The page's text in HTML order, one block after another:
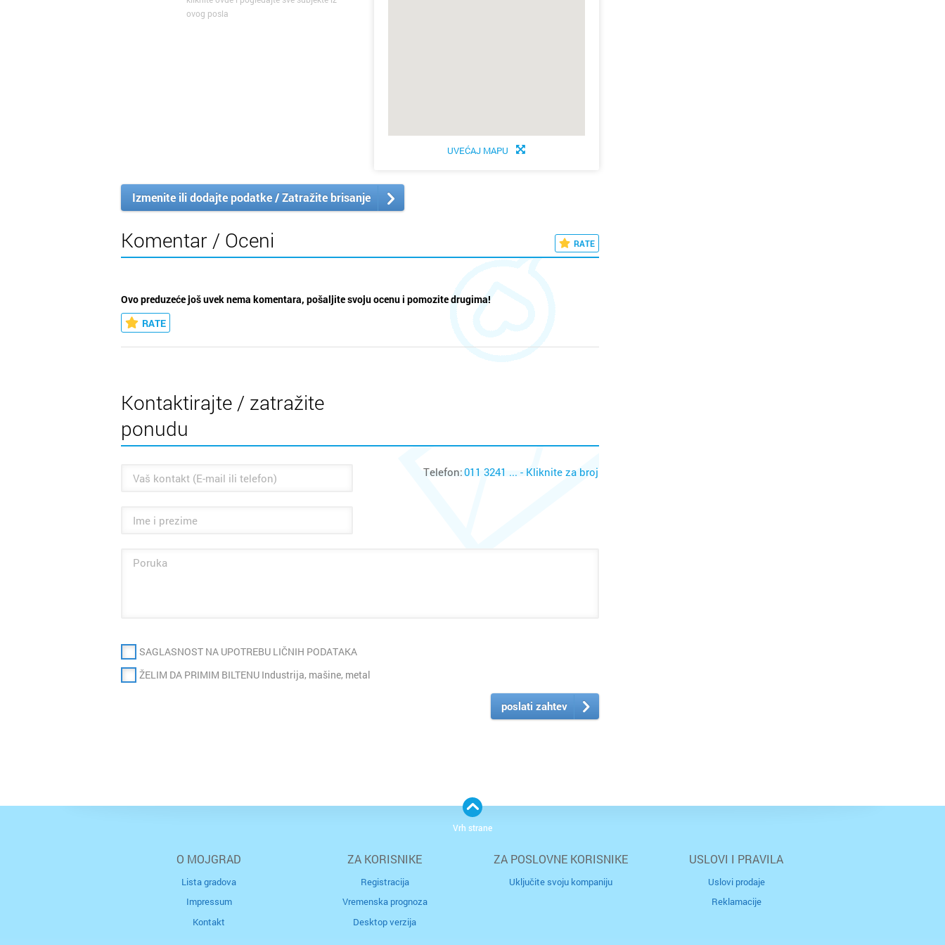
ovog posla
UVEĆAJ MAPU
Izmenite ili dodajte podatke / Zatražite brisanje
Komentar / Oceni RATE
Ovo preduzeće još uvek nema komentara, pošaljite svoju ocenu i pomozite drugima!
RATE
Kontaktirajte / zatražite
ponudu
Telefon:011 3241 ... - Kliknite za broj
SAGLASNOST NA UPOTREBU LIČNIH PODATAKA
ŽELIM DA PRIMIM BILTENU Industrija, mašine, metal
poslati zahtev
O MOJGRAD
Lista gradova
Impressum
Kontakt
ZA KORISNIKE
Registracija
Vremenska prognoza
Desktop verzija
ZA POSLOVNE KORISNIKE
Uključite svoju kompaniju
USLOVI I PRAVILA
Uslovi prodaje
Reklamacije
Vrh strane